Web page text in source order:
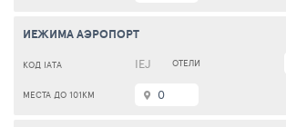
ИЕЖИМА АЭРОПОРТ
IEJ
0